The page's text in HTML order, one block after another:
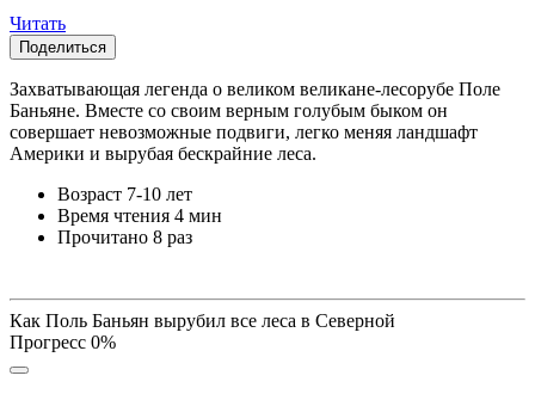
Читать
Поделиться
Захватывающая легенда о великом великане-лесорубе Поле
Баньяне. Вместе со своим верным голубым быком он
совершает невозможные подвиги, легко меняя ландшафт
Америки и вырубая бескрайние леса.
Возраст 7-10 лет
Время чтения 4 мин
Прочитано 8 раз
Как Поль Баньян вырубил все леса в Северной
Прогресс 0%